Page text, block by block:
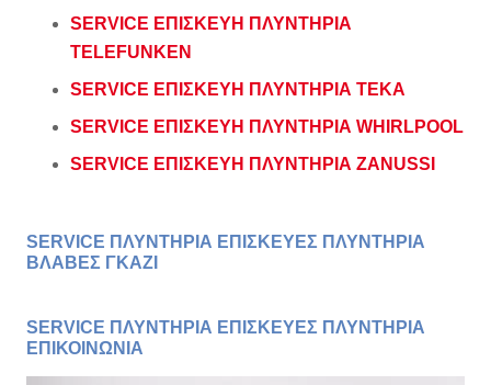
SERVICE ΕΠΙΣΚΕΥΗ ΠΛΥΝΤΗΡΙΑ
TELEFUNKEN
SERVICE ΕΠΙΣΚΕΥΗ ΠΛΥΝΤΗΡΙΑ TEKA
SERVICE ΕΠΙΣΚΕΥΗ ΠΛΥΝΤΗΡΙΑ WHIRLPOOL
SERVICE ΕΠΙΣΚΕΥΗ ΠΛΥΝΤΗΡΙΑ ZANUSSI
SERVICE ΠΛΥΝΤΗΡΙΑ ΕΠΙΣΚΕΥΕΣ ΠΛΥΝΤΗΡΙΑ
ΒΛΑΒΕΣ ΓΚΑΖΙ
SERVICE ΠΛΥΝΤΗΡΙΑ ΕΠΙΣΚΕΥΕΣ ΠΛΥΝΤΗΡΙΑ
ΕΠΙΚΟΙΝΩΝΙΑ